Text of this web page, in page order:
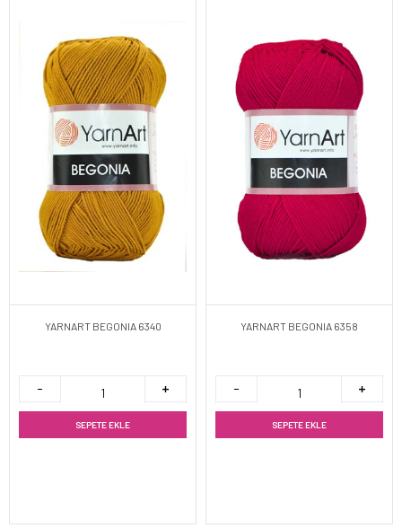
YARNART BEGONIA 6340
SEPETE EKLE
YARNART BEGONIA 6358
SEPETE EKLE